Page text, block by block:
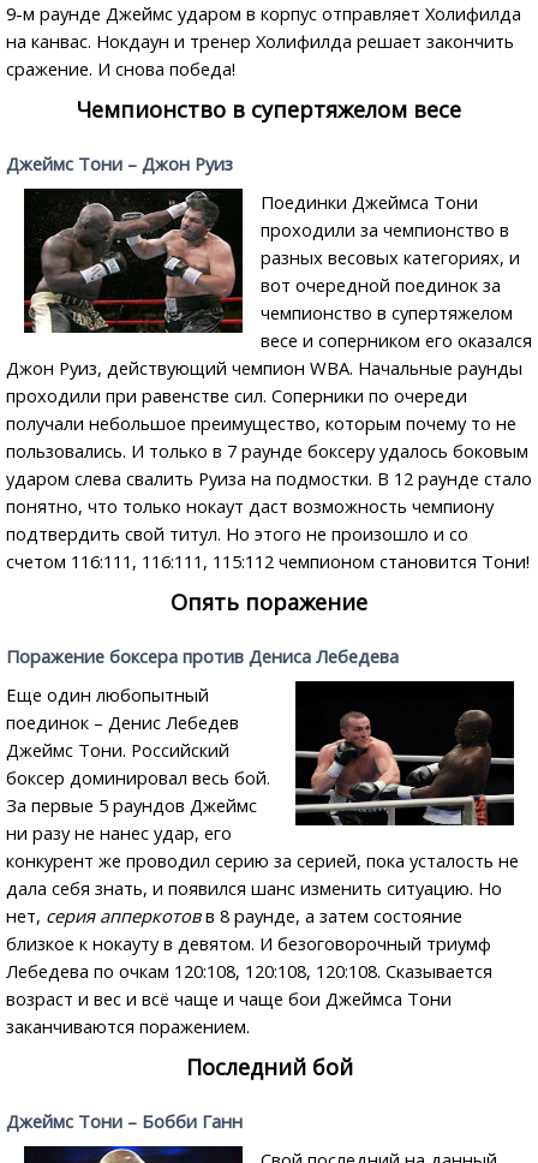
9-м раунде Джеймс ударом в корпус отправляет Холифилда
на канвас. Нокдаун и тренер Холифилда решает закончить
сражение. И снова победа!
Чемпионство в супертяжелом весе
Джеймс Тони – Джон Руиз
Поединки Джеймса Тони
проходили за чемпионство в
разных весовых категориях, и
вот очередной поединок за
чемпионство в супертяжелом
весе и соперником его оказался
Джон Руиз, действующий чемпион WBA. Начальные раунды
проходили при равенстве сил. Соперники по очереди
получали небольшое преимущество, которым почему то не
пользовались. И только в 7 раунде боксеру удалось боковым
ударом слева свалить Руиза на подмостки. В 12 раунде стало
понятно, что только нокаут даст возможность чемпиону
подтвердить свой титул. Но этого не произошло и со
счетом 116:111, 116:111, 115:112 чемпионом становится Тони!
Опять поражение
Поражение боксера против Дениса Лебедева
Еще один любопытный
поединок – Денис Лебедев
Джеймс Тони. Российский
боксер доминировал весь бой.
За первые 5 раундов Джеймс
ни разу не нанес удар, его
конкурент же проводил серию за серией, пока усталость не
дала себя знать, и появился шанс изменить ситуацию. Но
нет, серия апперкотовв 8 раунде, а затем состояние
близкое к нокауту в девятом. И безоговорочный триумф
Лебедева по очкам 120:108, 120:108, 120:108. Сказывается
возраст и вес и всё чаще и чаще бои Джеймса Тони
заканчиваются поражением.
Последний бой
Джеймс Тони – Бобби Ганн